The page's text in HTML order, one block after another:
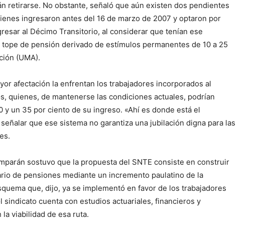
retirarse. No obstante, señaló que aún existen dos pendientes
ingresaron antes del 16 de marzo de 2007 y optaron por
al Décimo Transitorio, al considerar que tenían ese
de pensión derivado de estímulos permanentes de 10 a 25
(UMA).
afectación la enfrentan los trabajadores incorporados al
quienes, de mantenerse las condiciones actuales, podrían
y un 35 por ciento de su ingreso. «Ahí es donde está el
que ese sistema no garantiza una jubilación digna para las
sostuvo que la propuesta del SNTE consiste en construir
de pensiones mediante un incremento paulatino de la
que, dijo, ya se implementó en favor de los trabajadores
sindicato cuenta con estudios actuariales, financieros y
viabilidad de esa ruta.